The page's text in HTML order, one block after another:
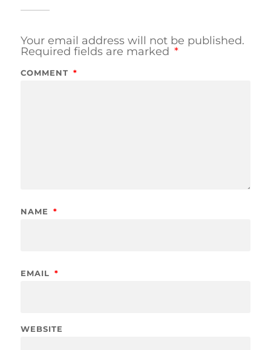
Your email address will not be published.
Required fields are marked *
COMMENT *
NAME *
EMAIL *
WEBSITE